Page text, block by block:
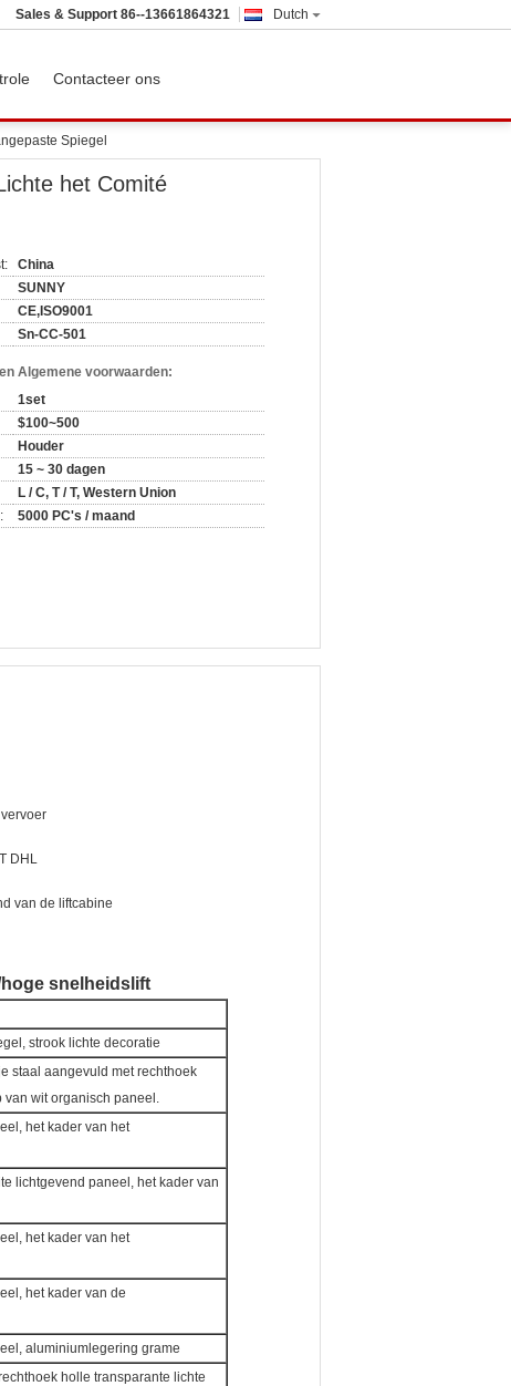
Dutch
Sales & Support 86--13661864321
Contacteer ons
Spiegel
het Comité
China
SUNNY
CE,ISO9001
Sn-CC-501
Algemene voorwaarden:
1set
$100~500
Houder
15 ~ 30 dagen
L / C, T / T, Western Union
5000 PC's / maand
DHL
van de liftcabine
snelheidslift
strook lichte decoratie
staal aangevuld met rechthoek
van wit organisch paneel.
het kader van het
lichtgevend paneel, het kader van
het kader van het
het kader van de
aluminiumlegering grame
holle transparante lichte